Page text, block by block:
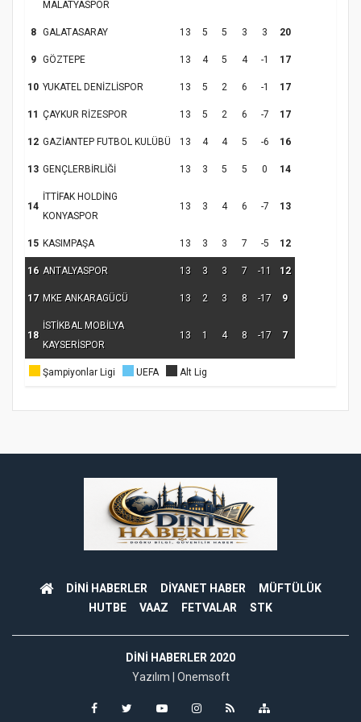
Samsun Atakum’da Yaz Kur’an Kursu
Kapanış Programı
Samsun Atakum’da Ayasofya Camii
Etkinliği
Türkiye’de insanlar dinle bağlarını
MALATYASPOR
8 GALATASARAY 13 5 5 3 3 20
9 GÖZTEPE 13 4 5 4 -1 17
10 YUKATEL DENİZLİSPOR 13 5 2 6 -1 17
11 ÇAYKUR RİZESPOR 13 5 2 6 -7 17
12 GAZİANTEP FUTBOL KULÜBÜ 13 4 4 5 -6 16
13 GENÇLERBİRLİĞİ 13 3 5 5 0 14
14
İTTİFAK HOLDİNG
KONYASPOR
13 3 4 6 -7 13
15 KASIMPAŞA 13 3 3 7 -5 12
16 ANTALYASPOR 13 3 3 7 -11 12
17 MKE ANKARAGÜCÜ 13 2 3 8 -17 9
18
İSTİKBAL MOBİLYA
KAYSERİSPOR
13 1 4 8 -17 7
Şampiyonlar Ligi UEFA Alt Lig
DİNİ HABERLER DİYANET HABER
MÜFTÜLÜK
HUTBE
VAAZ FETVALAR STK
DINI HABERLER 2020
Yazılım | Onemsoft